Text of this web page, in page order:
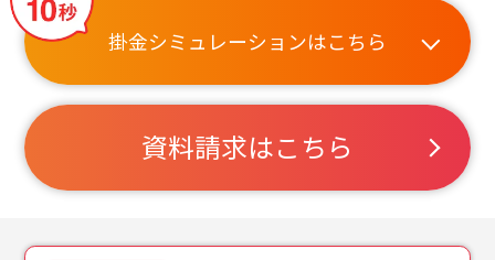
資料請求はこちら
掛金シミュレーションはこちら